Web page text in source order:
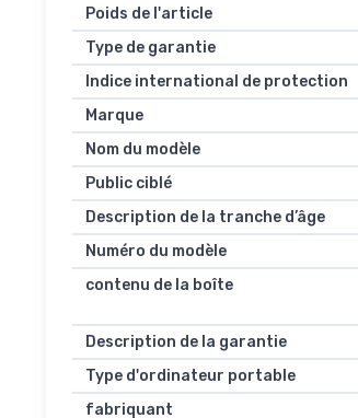
Poids de l'article
Type de garantie
Indice international de protection
Marque
Nom du modèle
Public ciblé
Description de la tranche d’âge
Numéro du modèle
contenu de la boîte
Description de la garantie
Type d'ordinateur portable
fabriquant